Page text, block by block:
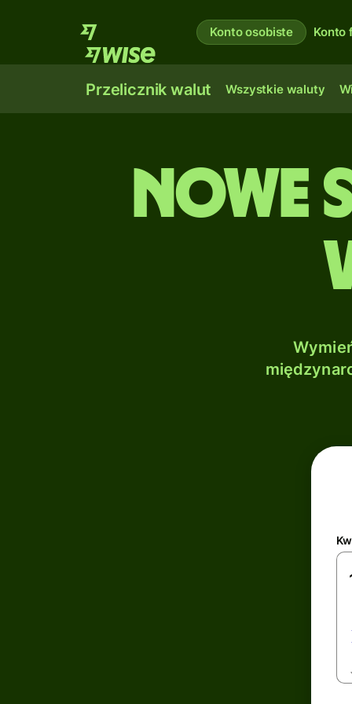
Konto osobiste Konto
Przelicznik walut Wszystkie waluty
Nowe